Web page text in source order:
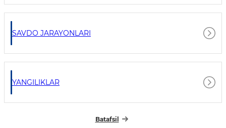
SAVDO JARAYONLARI
YANGILIKLAR
Batafsil